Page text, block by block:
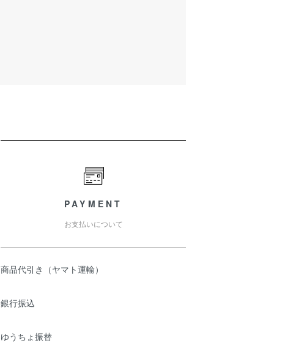
PAYMENT
お支払いについて
商品代引き（ヤマト運輸）
銀行振込
ゆうちょ振替